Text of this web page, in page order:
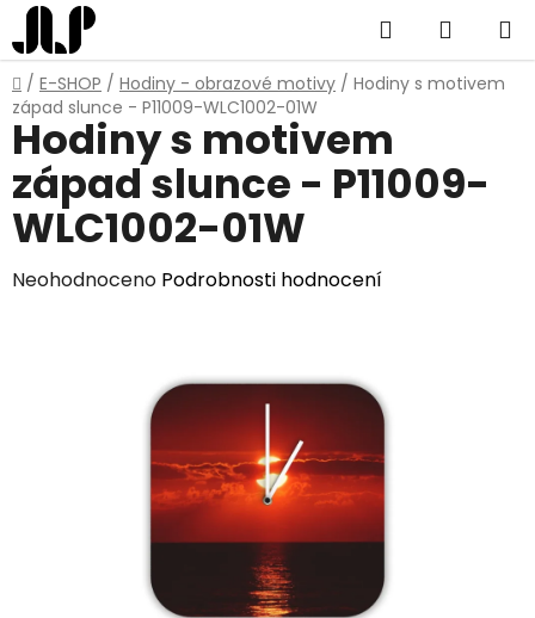
Přejít
na
obsah
Hledat
KOŠÍK
Domů
/ E-SHOP / Hodiny - obrazové motivy / Hodiny s motivem
západ slunce - P11009-WLC1002-01W
Hodiny s motivem
západ slunce - P11009-
WLC1002-01W
Průměrné
Neohodnoceno Podrobnosti hodnocení